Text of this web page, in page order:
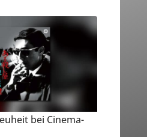
bei Cinema-